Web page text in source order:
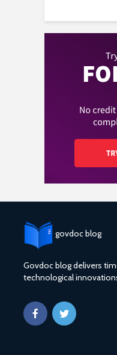
govdoc blog
Govdoc blog delivers
technological